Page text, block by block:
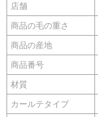
店舗
商品の毛の重さ
商品の産地
商品番号
材質
カールテタイプ